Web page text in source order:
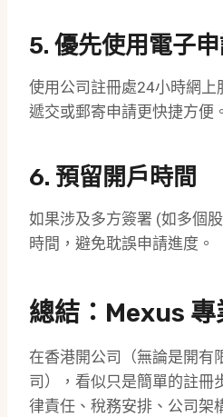
5. 優先使用電子
使用公司註冊處24小時網上
遞交或郵寄申請更快捷方便。
6. 預留開戶時間
如果涉及多方簽署 (如多個
時間，避免耽誤申請進度。
總結：Mexus 專
在香港開公司（無論是開有
司），看似只是簡單的註冊
律責任、稅務安排、公司架